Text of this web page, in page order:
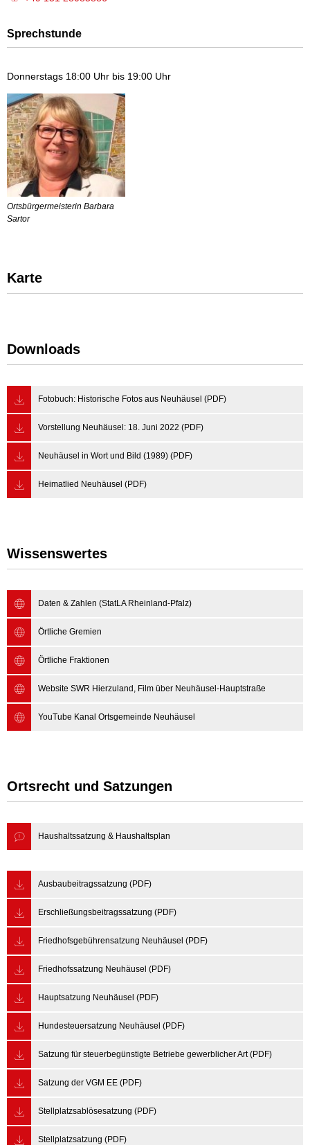
Sprechstunde
Donnerstags 18:00 Uhr bis 19:00 Uhr
Ortsbürgermeisterin Barbara
Sartor
Karte
Downloads
Fotobuch: Historische Fotos aus Neuhäusel (PDF)
Vorstellung Neuhäusel: 18. Juni 2022 (PDF)
Neuhäusel in Wort und Bild (1989) (PDF)
Heimatlied Neuhäusel (PDF)
Wissenswertes
Daten & Zahlen (StatLA Rheinland-Pfalz)
Örtliche Gremien
Örtliche Fraktionen
Website SWR Hierzuland, Film über Neuhäusel-Hauptstraße
YouTube Kanal Ortsgemeinde Neuhäusel
Ortsrecht und Satzungen
Haushaltssatzung & Haushaltsplan
Ausbaubeitragssatzung (PDF)
Erschließungsbeitragssatzung (PDF)
Friedhofsgebührensatzung Neuhäusel (PDF)
Friedhofssatzung Neuhäusel (PDF)
Hauptsatzung Neuhäusel (PDF)
Hundesteuersatzung Neuhäusel (PDF)
Satzung für steuerbegünstigte Betriebe gewerblicher Art (PDF)
Satzung der VGM EE (PDF)
Stellplatzsablösesatzung (PDF)
Stellplatzsatzung (PDF)